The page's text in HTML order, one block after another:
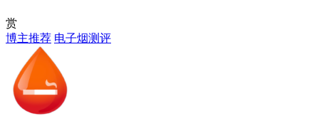
赏
博主推荐 电子烟测评